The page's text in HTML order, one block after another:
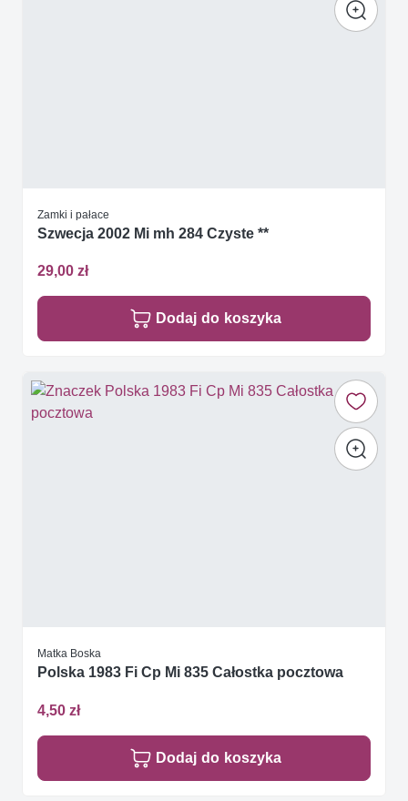
Zamki i pałace
Szwecja 2002 Mi mh 284 Czyste **
29,00 zł
Dodaj do koszyka
Matka Boska
Polska 1983 Fi Cp Mi 835 Całostka pocztowa
4,50 zł
Dodaj do koszyka